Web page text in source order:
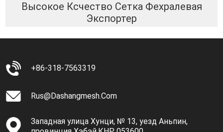
Высокое Ксчество Сетка Фехралевая
Экспортер
+86-318-7563319
Rus@dashangmesh.com
Западная улица Хунци, № 13, уезд Аньпин,